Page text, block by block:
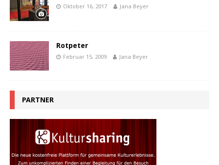
Oktober 16, 2017 Jana Beyer
Rotpeter
Februar 15, 2009 Jana Beyer
PARTNER